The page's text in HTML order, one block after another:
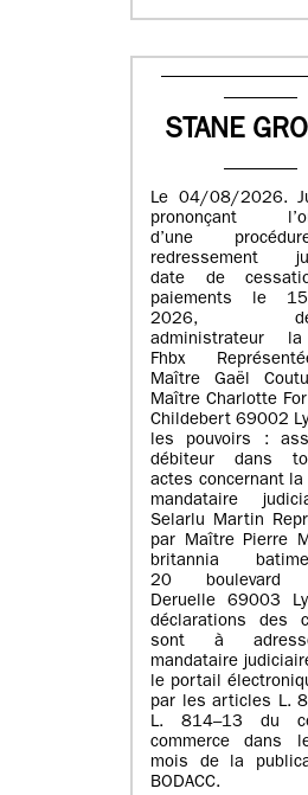
STANE
Le 04/08/2026.
prononçant
d’une
redressement
date de
paiements le
2026,
administrateur
Fhbx
Maître Gaël
Maître Charlotte
Childebert 69002
les pouvoirs :
débiteur dans
actes concernant la
mandataire
Selarlu Martin
par Maître Pierre
britannia
20 boulevard
Deruelle 69003
déclarations des
sont à
mandataire
le portail
par les articles L.
L. 814–13 du
commerce dans
mois de la
BODACC.